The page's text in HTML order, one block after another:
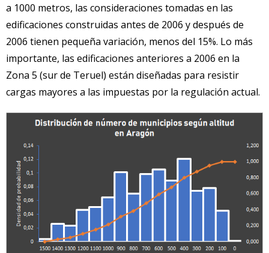
a 1000 metros, las consideraciones tomadas en las
edificaciones construidas antes de 2006 y después de
2006 tienen pequeña variación, menos del 15%. Lo más
importante, las edificaciones anteriores a 2006 en la
Zona 5 (sur de Teruel) están diseñadas para resistir
cargas mayores a las impuestas por la regulación actual.